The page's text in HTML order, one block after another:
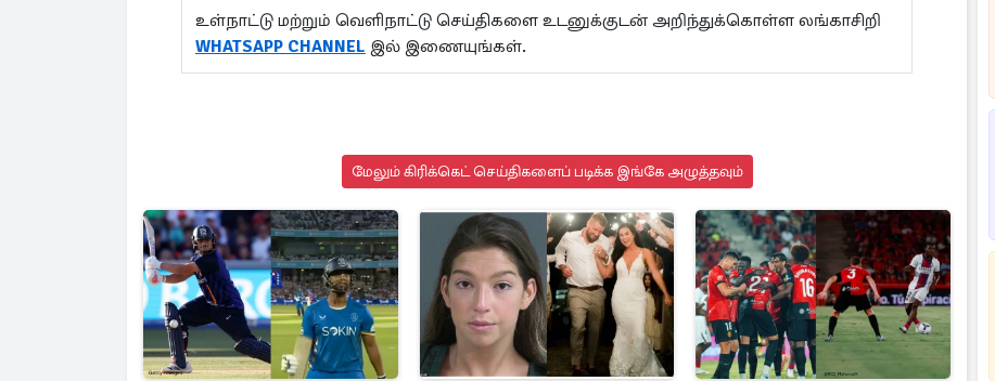
உள்நாட்டு மற்றும் வெளிநாட்டு செய்திகளை உடனுக்குடன் அறிந்துக்கொள்ள லங்காசிறி
WHATSAPP CHANNEL இல் இணையுங்கள்.
மேலும் கிரிக்கெட் செய்திகளைப் படிக்க இங்கே அழுத்தவும்